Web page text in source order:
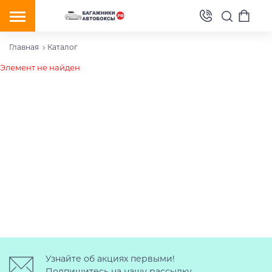
Главная Каталог
Элемент не найден
Узнайте об акциях первыми!